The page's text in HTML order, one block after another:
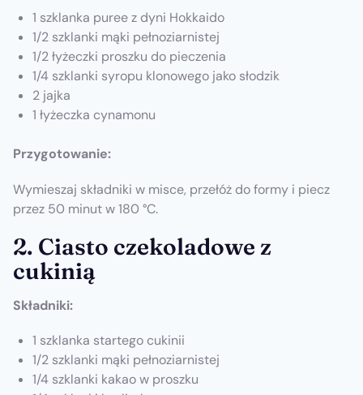
1 szklanka puree z dyni Hokkaido
1/2 szklanki mąki pełnoziarnistej
1/2 łyżeczki proszku do pieczenia
1/4 szklanki syropu klonowego jako słodzik
2 jajka
1 łyżeczka cynamonu
Przygotowanie:
Wymieszaj składniki w misce, przełóż do formy i piecz
przez 50 minut w 180 °C.
2. Ciasto czekoladowe z
cukinią
Składniki:
1 szklanka startego cukinii
1/2 szklanki mąki pełnoziarnistej
1/4 szklanki kakao w proszku